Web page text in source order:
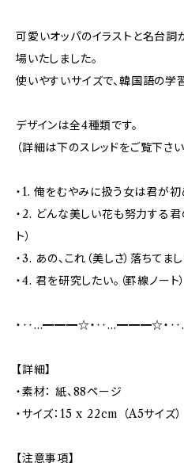
可愛いオッパのイラストと名台
場いたしました。
使いやすいサイズで、韓国語の学
デザインは全4種類です。
（詳細は下のスレッドをご覧下さい
・1. 俺をむやみに扱う女は君が初
・2. どんな美しい花も努力する君
ト）
・3. あの、これ（美しさ）落ちてま
・4. 君を研究したい。（罫線ノート）
・‥…━━━☆・‥…━━━☆・
【詳細】
・素材： 紙、88ページ
・サイズ：15 x 22cm （A5サイズ）
【注意事項】